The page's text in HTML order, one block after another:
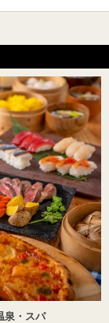
泉・スパ